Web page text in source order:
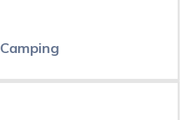
Camping